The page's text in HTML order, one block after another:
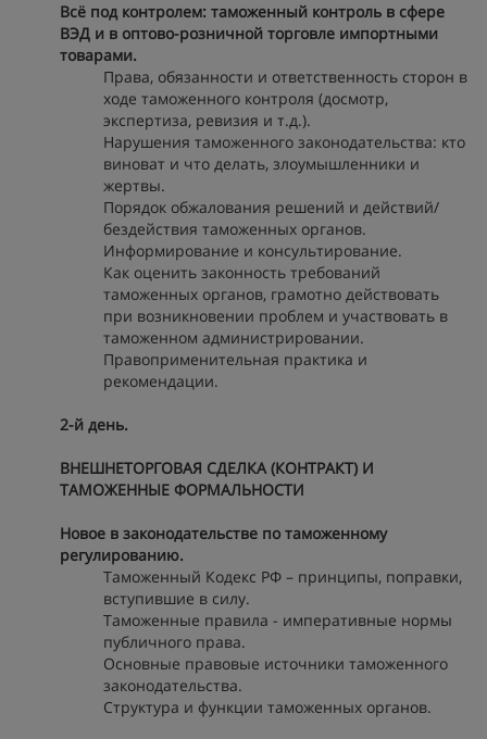
Всё под контролем: таможенный контроль в сфере
ВЭД и в оптово-розничной торговле импортными
товарами.
Права, обязанности и ответственность сторон в
ходе таможенного контроля (досмотр,
экспертиза, ревизия и т.д.).
Нарушения таможенного законодательства: кто
виноват и что делать, злоумышленники и
жертвы.
Порядок обжалования решений и действий/
бездействия таможенных органов.
Информирование и консультирование.
Как оценить законность требований
таможенных органов, грамотно действовать
при возникновении проблем и участвовать в
таможенном администрировании.
Правоприменительная практика и
рекомендации.
2-й день.
ВНЕШНЕТОРГОВАЯ СДЕЛКА (КОНТРАКТ) И
ТАМОЖЕННЫЕ ФОРМАЛЬНОСТИ
Новое в законодательстве по таможенному
регулированию.
Таможенный Кодекс РФ – принципы, поправки,
вступившие в силу.
Таможенные правила - императивные нормы
публичного права.
Основные правовые источники таможенного
законодательства.
Структура и функции таможенных органов.